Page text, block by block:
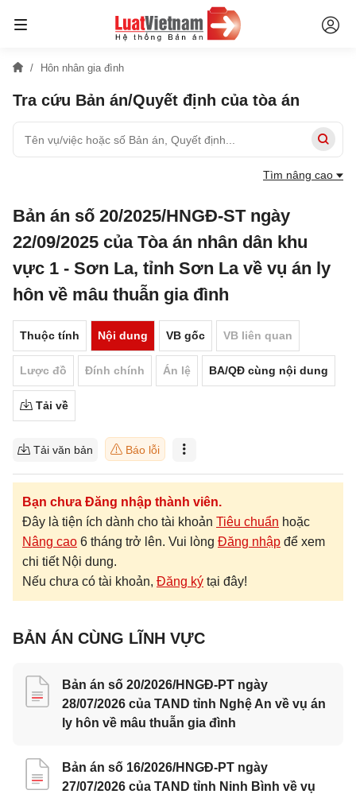
Hôn nhân gia đình
Tra cứu Bản án/Quyết định của tòa án
Tìm nâng cao
Bản án số 20/2025/HNGĐ-ST ngày
22/09/2025 của Tòa án nhân dân khu
vực 1 - Sơn La, tỉnh Sơn La về vụ án ly
hôn về mâu thuẫn gia đình
Thuộc tính Nội dung VB gốc VB liên quan
Lược đồ Đính chính Án lệ BA/QĐ cùng nội dung
Tải về
Tải văn bản Báo lỗi
Bạn chưa Đăng nhập thành viên.
Đây là tiện ích dành cho tài khoản Tiêu chuẩn hoặc
Nâng cao 6 tháng trở lên. Vui lòng Đăng nhập để xem
chi tiết Nội dung.
Nếu chưa có tài khoản, Đăng ký tại đây!
BẢN ÁN CÙNG LĨNH VỰC
Bản án số 20/2026/HNGĐ-PT ngày
28/07/2026 của TAND tỉnh Nghệ An về vụ án
ly hôn về mâu thuẫn gia đình
Bản án số 16/2026/HNGĐ-PT ngày
27/07/2026 của TAND tỉnh Ninh Bình về vụ